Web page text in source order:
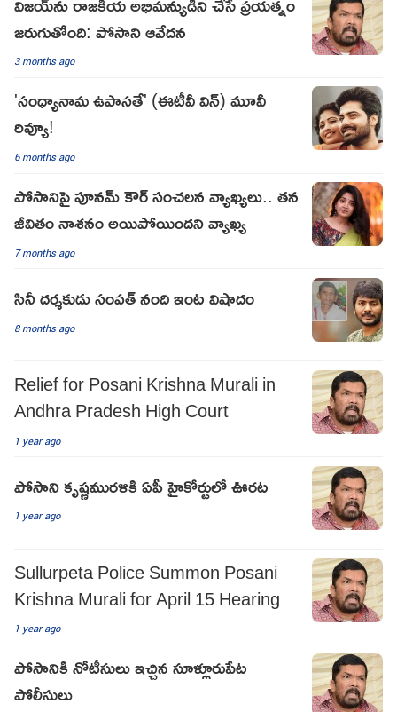
జరుగుతోంది: పోసాని ఆవేదన
3 months ago
'సంధ్యానామ ఉపాసతే' (ఈటీవీ విన్) మూవీ
రివ్యూ!
6 months ago
పోసానిపై పూనమ్ కౌర్ సంచలన వ్యాఖ్యలు.. తన
జీవితం నాశనం అయిపోయిందని వ్యాఖ్య
7 months ago
సినీ దర్శకుడు సంపత్ నంది ఇంట విషాదం
8 months ago
Relief for Posani Krishna Murali in
Andhra Pradesh High Court
1 year ago
పోసాని కృష్ణమురళికి ఏపీ హైకోర్టులో ఊరట
1 year ago
Sullurpeta Police Summon Posani
Krishna Murali for April 15 Hearing
1 year ago
పోసానికి నోటీసులు ఇచ్చిన సూళ్లూరుపేట
పోలీసులు